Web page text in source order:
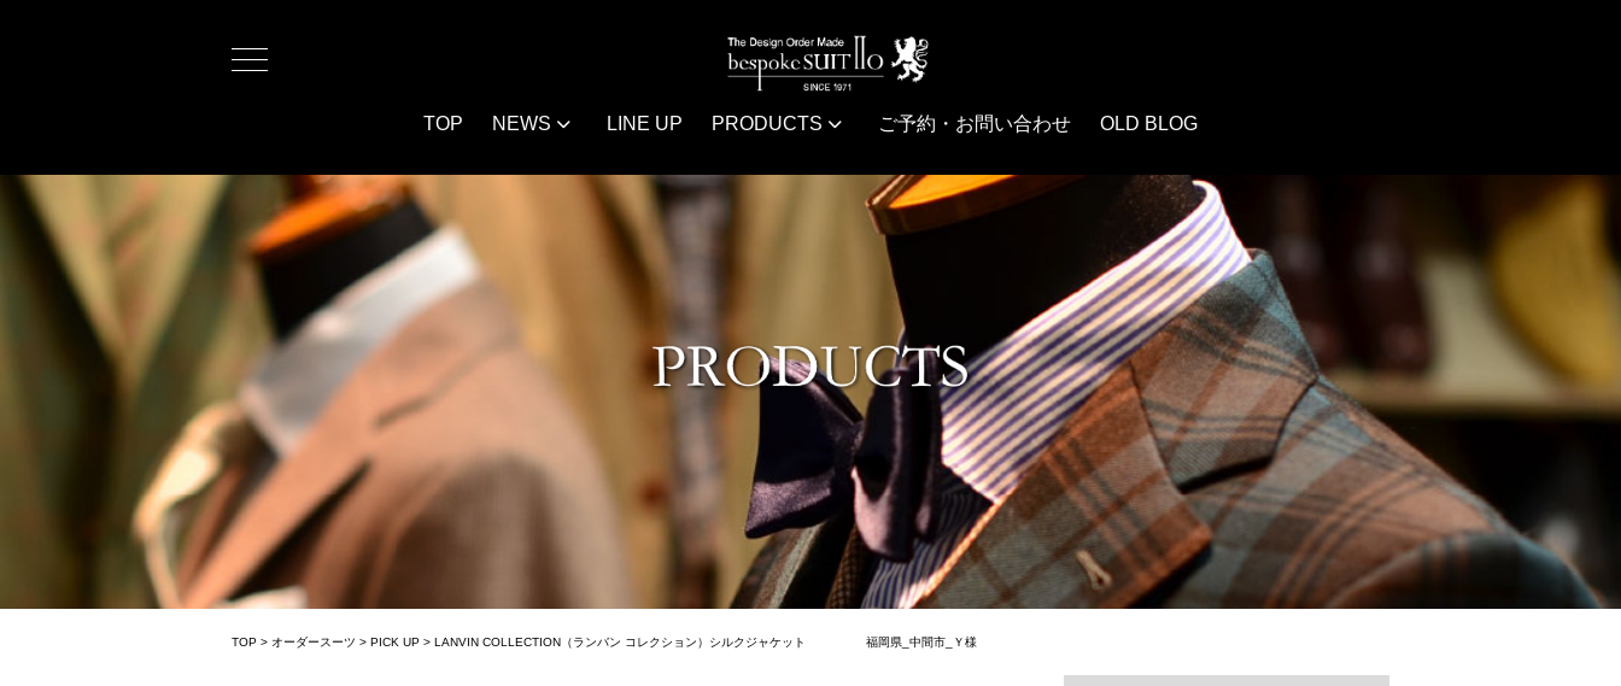
TOP NEWS LINE UP PRODUCTS ご予約・お問い合わせ OLD BLOG
TOP > オーダースーツ > PICK UP > LANVIN COLLECTION（ランバン コレクション）シルクジャケット 福岡県_中間市_Ｙ様